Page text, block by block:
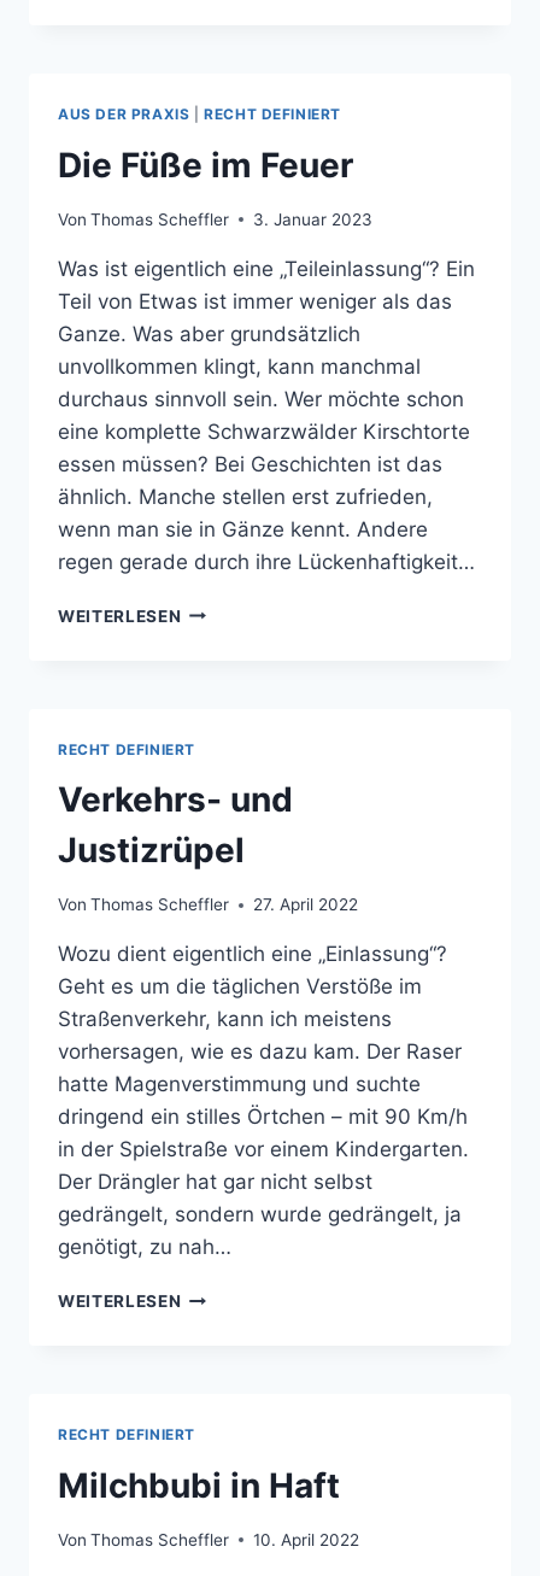
AUS DER PRAXIS |RECHT DEFINIERT
Die Füße im Feuer
Von Thomas Scheffler 3. Januar 2023
Was ist eigentlich eine „Teileinlassung“? Ein
Teil von Etwas ist immer weniger als das
Ganze. Was aber grundsätzlich
unvollkommen klingt, kann manchmal
durchaus sinnvoll sein. Wer möchte schon
eine komplette Schwarzwälder Kirschtorte
essen müssen? Bei Geschichten ist das
ähnlich. Manche stellen erst zufrieden,
wenn man sie in Gänze kennt. Andere
regen gerade durch ihre Lückenhaftigkeit…
WEITERLESEN DIE
RECHT DEFINIERT
Verkehrs- und
Justizrüpel
Von Thomas Scheffler 27. April 2022
Wozu dient eigentlich eine „Einlassung“?
Geht es um die täglichen Verstöße im
Straßenverkehr, kann ich meistens
vorhersagen, wie es dazu kam. Der Raser
hatte Magenverstimmung und suchte
dringend ein stilles Örtchen – mit 90 Km/h
in der Spielstraße vor einem Kindergarten.
Der Drängler hat gar nicht selbst
gedrängelt, sondern wurde gedrängelt, ja
genötigt, zu nah…
WEITERLESEN VERKEHRS-
RECHT DEFINIERT
Milchbubi in Haft
Von Thomas Scheffler 10. April 2022